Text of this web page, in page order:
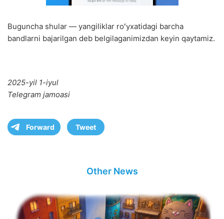
Buguncha shular — yangiliklar roʻyxatidagi barcha
bandlarni bajarilgan deb belgilaganimizdan keyin qaytamiz.
2025-yil 1-iyul
Telegram jamoasi
Forward Tweet
Other News